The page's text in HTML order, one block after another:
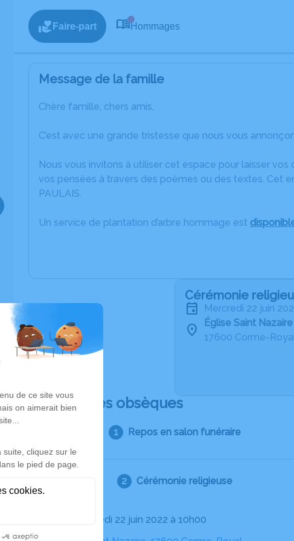
Faire-part Hommages
Message de la famille
Chère famille, chers amis,
C’est avec une grande tristesse que nous vous
Nous vous invitons à utiliser cet espace pour laisser
vos pensées à travers des poèmes ou des textes. Cet
PAULAIS.
Un service de plantation d’arbre hommage est
Cérémonie
mercredi 22 juin
Église Saint
17600 Corme-
Déroulé des obsèques
Repos en salon funéraire
Cérémonie religieuse
Le mercredi 22 juin 2022 à 10h00